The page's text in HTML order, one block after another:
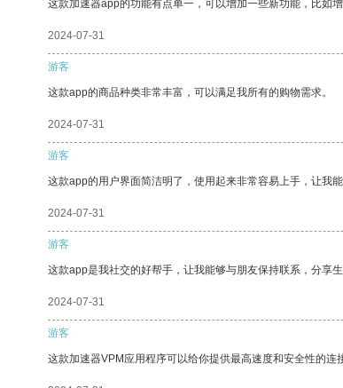
这款加速器app的功能有点单一，可以增加一些新功能，比如
2024-07-31
游客
这款app的商品种类非常丰富，可以满足我所有的购物需求。
2024-07-31
游客
这款app的用户界面简洁明了，使用起来非常容易上手，让我能
2024-07-31
游客
这款app是我社交的好帮手，让我能够与朋友保持联系，分享生
2024-07-31
游客
这款加速器VPM应用程序可以给你提供最高速度和安全性的连